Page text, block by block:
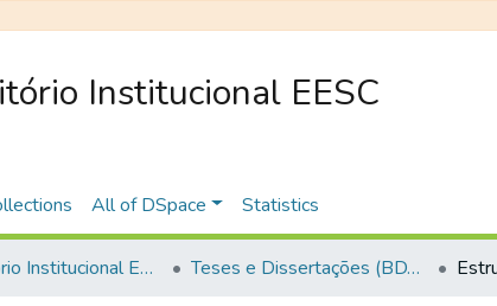
Institucional EESC
All of DSpace Statistics
Repositório Institucional EESC Teses e Dissertações (BDTD USP)